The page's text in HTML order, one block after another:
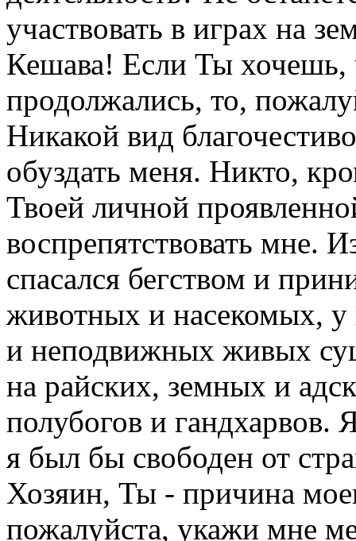
участвовать в играх на
Кешава! Если Ты хочешь,
продолжались, то,
Никакой вид
обуздать меня. Никто,
Твоей личной
воспрепятствовать мне.
спасался бегством и
животных и насекомых, у
и неподвижных живых
на райских, земных и
полубогов и гандхарвов.
я был бы свободен от
Хозяин, Ты - причина
пожалуйста, укажи мне